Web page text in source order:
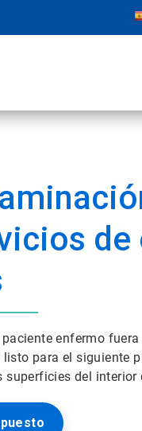
enfermo
para el siguiente
del interior